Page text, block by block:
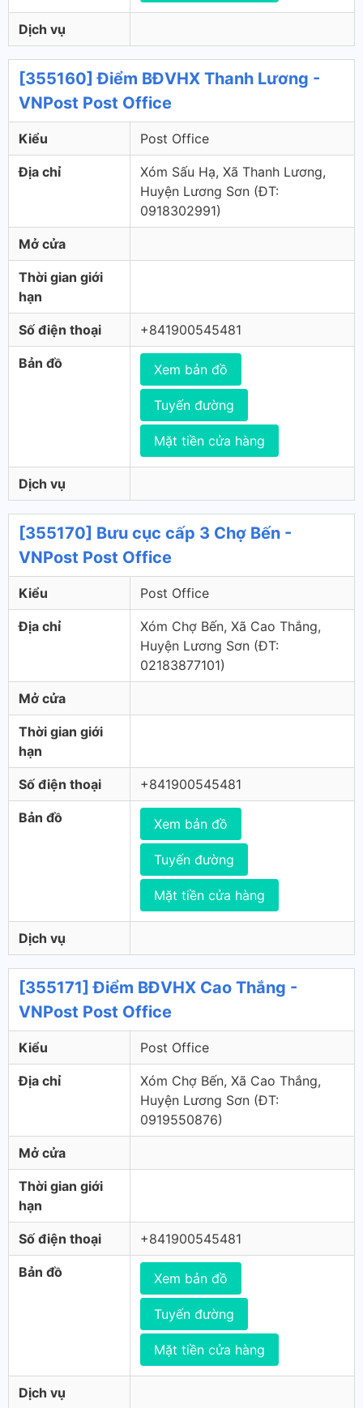
Dịch vụ
[355160] Điểm BĐVHX Thanh Lương -
VNPost Post Office
Kiểu Post Office
Địa chỉ
Xóm Sấu Hạ, Xã Thanh Lương,
Huyện Lương Sơn (ÐT:
0918302991)
Mở cửa
Thời gian giới
hạn
Số điện thoại +841900545481
Bản đồ Xem bản đồ
Tuyến đường
Mặt tiền cửa hàng
Dịch vụ
[355170] Bưu cục cấp 3 Chợ Bến -
VNPost Post Office
Kiểu Post Office
Địa chỉ
Xóm Chợ Bến, Xã Cao Thắng,
Huyện Lương Sơn (ÐT:
02183877101)
Mở cửa
Thời gian giới
hạn
Số điện thoại +841900545481
Bản đồ Xem bản đồ
Tuyến đường
Mặt tiền cửa hàng
Dịch vụ
[355171] Điểm BĐVHX Cao Thắng -
VNPost Post Office
Kiểu Post Office
Địa chỉ
Xóm Chợ Bến, Xã Cao Thắng,
Huyện Lương Sơn (ÐT:
0919550876)
Mở cửa
Thời gian giới
hạn
Số điện thoại +841900545481
Bản đồ Xem bản đồ
Tuyến đường
Mặt tiền cửa hàng
Dịch vụ